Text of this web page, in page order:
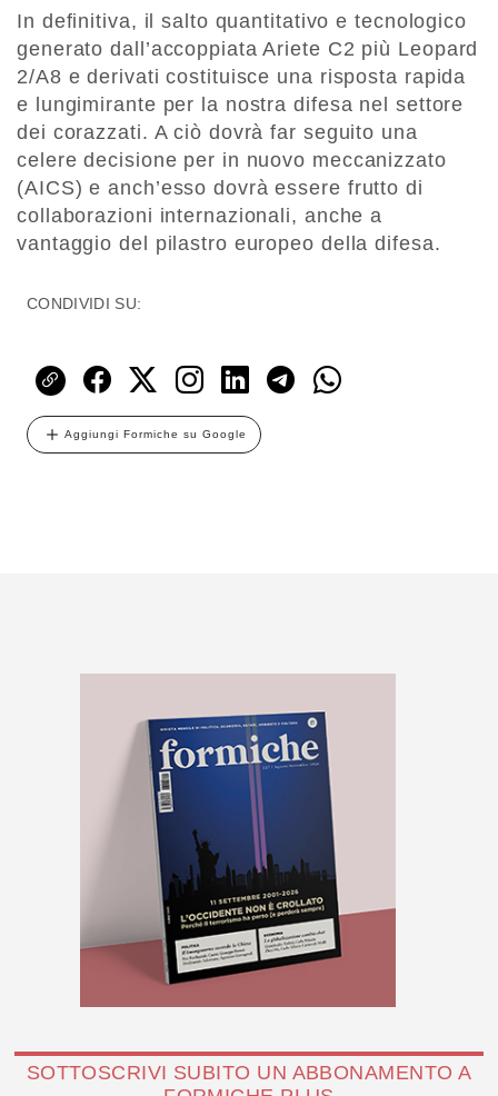
In definitiva, il salto quantitativo e tecnologico
generato dall’accoppiata Ariete C2 più Leopard
2/A8 e derivati costituisce una risposta rapida
e lungimirante per la nostra difesa nel settore
dei corazzati. A ciò dovrà far seguito una
celere decisione per in nuovo meccanizzato
(AICS) e anch’esso dovrà essere frutto di
collaborazioni internazionali, anche a
vantaggio del pilastro europeo della difesa.
CONDIVIDI SU:
Aggiungi Formiche su Google
SOTTOSCRIVI SUBITO UN ABBONAMENTO A